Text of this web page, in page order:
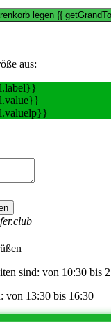
legen {{
aus:
sind: von 10:30 bis
von 13:30 bis 16:30